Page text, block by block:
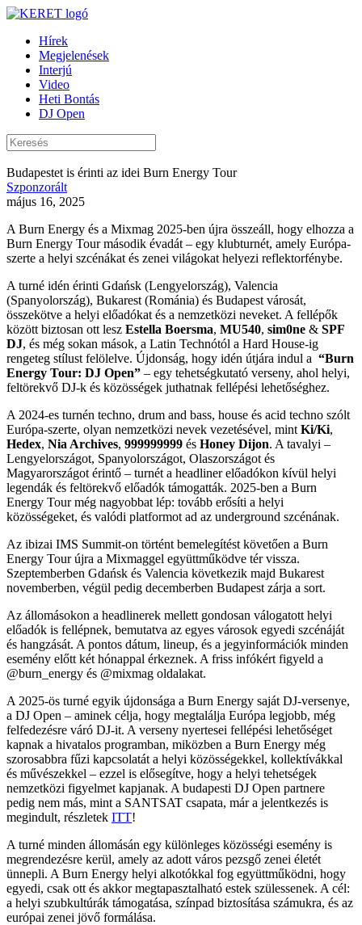
Hírek
Megjelenések
Interjú
Video
Heti Bontás
DJ Open
Budapestet is érinti az idei Burn Energy Tour
Szponzorált
május 16, 2025
A Burn Energy és a Mixmag 2025-ben újra összeáll, hogy elhozza a
Burn Energy Tour második évadát – egy klubturnét, amely Európa-
szerte a helyi szcénákat és zenei világokat helyezi reflektorfénybe.
A turné idén érinti Gdańsk (Lengyelország), Valencia
(Spanyolország), Bukarest (Románia) és Budapest városát,
összekötve a helyi előadókat és a nemzetközi neveket. A fellépők
között biztosan ott lesz Estella Boersma, MU540, sim0ne & SPF
DJ, és még sokan mások, a Latin Technótól a Hard House-ig
rengeteg stílust felölelve. Újdonság, hogy idén útjára indul a “Burn
Energy Tour: DJ Open” – egy tehetségkutató verseny, ahol helyi,
feltörekvő DJ-k és közösségek juthatnak fellépési lehetőséghez.
A 2024-es turnén techno, drum and bass, house és acid techno szólt
Európa-szerte, olyan nemzetközi nevek vezetésével, mint Ki/Ki,
Hedex, Nia Archives, 999999999 és Honey Dijon. A tavalyi –
Lengyelországot, Spanyolországot, Olaszországot és
Magyarországot érintő – turnét a headliner előadókon kívül helyi
legendák és feltörekvő előadók támogatták. 2025-ben a Burn
Energy Tour még nagyobbat lép: tovább erősíti a helyi
közösségeket, és valódi platformot ad az underground szcénának.
Az ibizai IMS Summit-on történt bemelegítést követően a Burn
Energy Tour újra a Mixmaggel együttműködve tér vissza.
Szeptemberben Gdańsk és Valencia következik majd Bukarest
novemberben, végül pedig decemberben Budapest zárja a sort.
Az állomásokon a headlinerek mellett gondosan válogatott helyi
előadók is fellépnek, bemutatva az egyes városok egyedi szcénáját
és hangzását. A pontos dátum, lineup, és a jegyinformációk minden
esemény előtt két hónappal érkeznek. A friss infókért figyeld a
@burn_energy és @mixmag oldalakat.
A 2025-ös turné egyik újdonsága a Burn Energy saját DJ-versenye,
a DJ Open – aminek célja, hogy megtalálja Európa legjobb, még
felfedezésre váró DJ-it. A verseny nyertesei fellépési lehetőséget
kapnak a hivatalos programban, miközben a Burn Energy még
szorosabbra fűzi kapcsolatát a helyi közösségekkel, kollektívákkal
és művészekkel – ezzel is elősegítve, hogy a helyi tehetségek
nemzetközi figyelmet kapjanak. A budapesti DJ Open partnere
pedig nem más, mint a SANTSAT csapata, már a jelentkezés is
megindult, részletek ITT!
A turné minden állomásán egy különleges közösségi esemény is
megrendezésre kerül, amely az adott város pezsgő zenei életét
ünnepli. A Burn Energy helyi alkotókkal fog együttműködni, hogy
egyedi, csak ott és akkor megtapasztalható estek szülessenek. A cél:
a helyi szubkultúrák támogatása, színpad biztosítása számukra, és az
európai zenei jövő formálása.